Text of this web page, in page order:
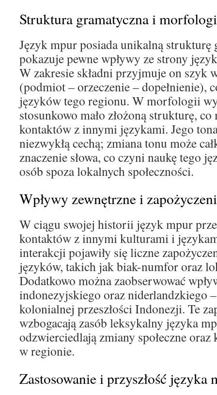
Struktura gramatyczna i
Język mpur posiada unikalną strukturę
pokazuje pewne wpływy ze strony
W zakresie składni przyjmuje on szyk
(podmiot – orzeczenie – dopełnienie),
języków tego regionu. W morfologii
stosunkowo mało złożoną strukturę,
kontaktów z innymi językami. Jego
niezwykłą cechą; zmiana tonu może
znaczenie słowa, co czyni naukę tego
osób spoza lokalnych społeczności.
Wpływy zewnętrzne i
W ciągu swojej historii język mpur
kontaktów z innymi kulturami i
interakcji pojawiły się liczne
języków, takich jak biak-numfor oraz
Dodatkowo można zaobserwować
indonezyjskiego oraz niderlandzkiego
kolonialnej przeszłości Indonezji. Te
wzbogacają zasób leksykalny języka
odzwierciedlają zmiany społeczne oraz
w regionie.
Zastosowanie i przyszłość języka